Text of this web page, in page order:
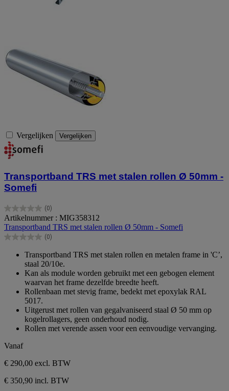
Vergelijken Vergelijken
Transportband TRS met stalen rollen Ø 50mm -
Somefi
(0)
0.0
van
de
5
Artikelnummer : MIG358312
Transportband TRS met stalen rollen Ø 50mm - Somefi
(0)
0.0
sterren.
Transportband TRS met stalen rollen en metalen frame in 'C’,
staal 20/10e.
Kan als module worden gebruikt met een gebogen element
waarvan het frame dezelfde breedte heeft.
Rollenbaan met stevig frame, bedekt met epoxylak RAL
5017.
Uitgerust met rollen van gegalvaniseerd staal Ø 50 mm op
kogelrollagers, geen onderhoud nodig.
Rollen met verende assen voor een eenvoudige vervanging.
Vanaf
€ 290,00 excl. BTW
€ 350,90 incl. BTW